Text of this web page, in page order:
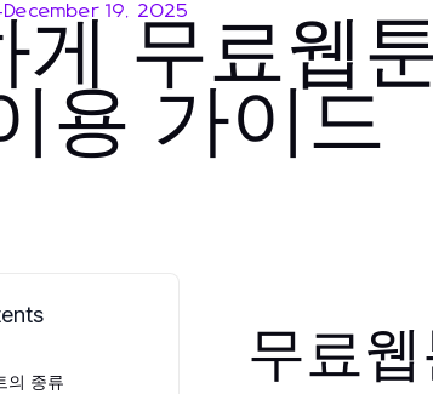
December 19, 2025
게 무료웹
용 가이드
의 종류 무료